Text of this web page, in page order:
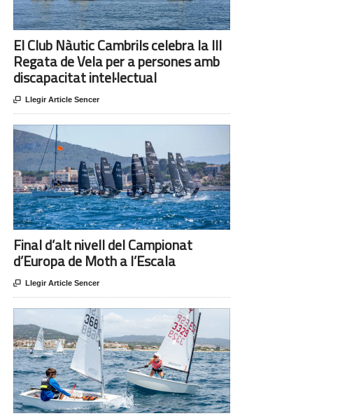
El Club Nàutic Cambrils celebra la III
Regata de Vela per a persones amb
discapacitat intel·lectual
 Llegir Article Sencer
Final d’alt nivell del Campionat
d’Europa de Moth a l’Escala
 Llegir Article Sencer